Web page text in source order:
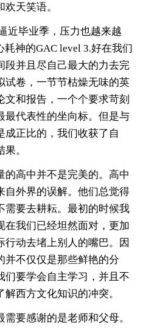
天笑语。
近毕业季，压力也越来越
神的GAC level 3.好在我们
段并且尽自己最大的力去完
试卷，一节节枯燥无味的英
和报告，一个个要求苛刻
最代表性的坐向标。但是与
成正比的，我们收获了自
。
的高中并不是完美的。高中
自外界的误解。他们总觉得
需要去耕耘。最初的时候我
在我们已经坦然面对，更加
行动去堵上别人的嘴巴。因
并不仅仅是那些鲜艳的分
们要学会自主学习，并且不
西方文化知识的冲突。
要感谢的是老师和父母。